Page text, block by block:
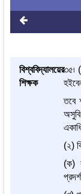
বিশ্ববিদ্যালয়ের
শিক্ষক
৩৫৷
তবে
(২)
(ক)